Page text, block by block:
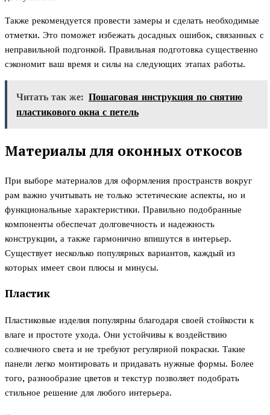
Также рекомендуется провести замеры и сделать необходимые
отметки. Это поможет избежать досадных ошибок, связанных с
неправильной подгонкой. Правильная подготовка существенно
сэкономит ваш время и силы на следующих этапах работы.
Читать так же: Пошаговая инструкция по снятию
пластикового окна с петель
Материалы для оконных откосов
При выборе материалов для оформления пространств вокруг
рам важно учитывать не только эстетические аспекты, но и
функциональные характеристики. Правильно подобранные
компоненты обеспечат долговечность и надежность
конструкции, а также гармонично впишутся в интерьер.
Существует несколько популярных вариантов, каждый из
которых имеет свои плюсы и минусы.
Пластик
Пластиковые изделия популярны благодаря своей стойкости к
влаге и простоте ухода. Они устойчивы к воздействию
солнечного света и не требуют регулярной покраски. Такие
панели легко монтировать и придавать нужные формы. Более
того, разнообразие цветов и текстур позволяет подобрать
стильное решение для любого интерьера.